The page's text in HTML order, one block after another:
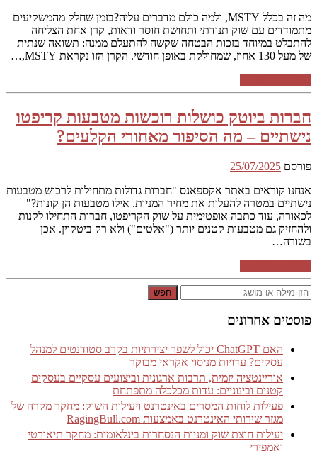
מה זה בכלל MSTY, ולמה כולם מדברים עליה?בזמן שחלק מהמשקיעים
מתמודדים עם שוק תנודתי ותחושת חוסר ודאות, קרן אחת הצליחה
להתבלט במיוחד בזכות הבטחה שקשה להתעלם ממנה: תשואה שנתית
של מעל 130 אחוז, שמחולקת באופן חודשי. הקרן הזו נקראת MSTY,…
חברות ביוטק כושלות רוכשות מטבעות קריפטו
נישתיים – מה הסיפור מאחורי הקלעים?
פורסם 25/07/2025
אנחנו קוראים באתר אקספאנס "חברות גדולות מתחילות לרכוש מטבעות
נישתיים במטרה להעלות את מחיר המניות. אילו מטבעות הן קונות?"
לכאורה, עוד כתבה אופטימית על שוק הקריפטו, חברות התחילו לקנות
ולהחזיק גם מטבעות קטנים יותר ("אלטים") ולא רק ביטקוין. אכן
בשורה…
חפש
פוסטים אחרונים
האם ChatGPT יכול לשפר יצירתיות בקרב סטודנטים למנהל
עסקים? עדויות מניסוי אקראי מבוקר
אוריינטציה יזמית, תרבות ארגונית וביצועים עסקיים בעסקים
קטנים ובינוניים: עדות מכלכלה מתפתחת
פעילות לוחות המסרים באינטרנט ויעילות השוק: מחקר מקרה של
מגזר שירותי האינטרנט באמצעות RagingBull.com
יעילות חוצת שוק ומניות הנסחרות בינלאומית: מחקר תיאורטי
ואמפירי